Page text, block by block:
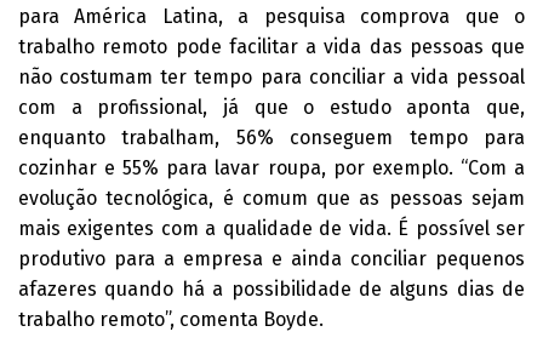
para América Latina, a pesquisa comprova que o
trabalho remoto pode facilitar a vida das pessoas que
não costumam ter tempo para conciliar a vida pessoal
com a profissional, já que o estudo aponta que,
enquanto trabalham, 56% conseguem tempo para
cozinhar e 55% para lavar roupa, por exemplo. “Com a
evolução tecnológica, é comum que as pessoas sejam
mais exigentes com a qualidade de vida. É possível ser
produtivo para a empresa e ainda conciliar pequenos
afazeres quando há a possibilidade de alguns dias de
trabalho remoto”, comenta Boyde.